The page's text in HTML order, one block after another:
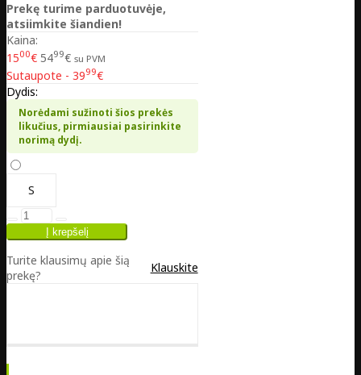
Prekę turime parduotuvėje,
atsiimkite šiandien!
Kaina:
1500€ 5499€ su PVM
Sutaupote - 3999€
Dydis:
Norėdami sužinoti šios prekės
likučius, pirmiausiai pasirinkite
norimą dydį.
S
Turite klausimų apie šią
prekę?
Klauskite